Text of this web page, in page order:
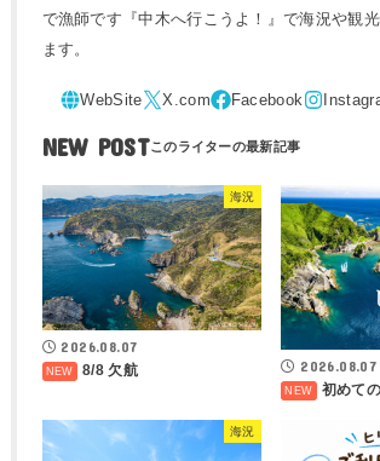
で漁師です『中木へ行こうよ！』で海況や観
ます。
NEW POST
海況
2026.08.07
8/8 欠航 2026.08.07
初めて
海況